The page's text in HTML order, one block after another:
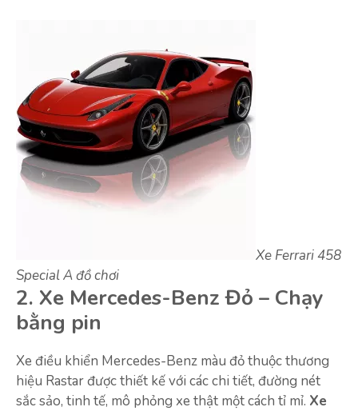
Xe Ferrari 458
Special A đồ chơi
2. Xe Mercedes-Benz Đỏ – Chạy
bằng pin
Xe điều khiển Mercedes-Benz màu đỏ thuộc thương
hiệu Rastar được thiết kế với các chi tiết, đường nét
sắc sảo, tinh tế, mô phỏng xe thật một cách tỉ mỉ. Xe